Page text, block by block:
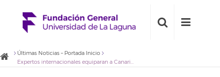
Últimas Noticias – Portada Inicio
Expertos internacionales equiparan a Canarias con la ciudad de Liverpool por su potencial como región del conocimiento